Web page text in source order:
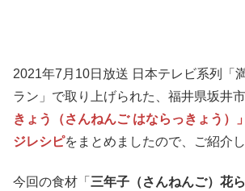
2021年7月10日放送 日本テレビ系列「
ラン」で取り上げられた、福井県坂井
きょう（さんねんご はならっきょう）
ジレシピをまとめましたので、ご紹介し
今回の食材「 三年子（さんねんご）花